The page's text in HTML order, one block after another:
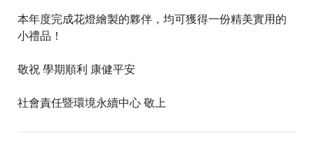
本年度完成花燈繪製的夥伴，均可獲得一份精美實用的
小禮品！
敬祝 學期順利 康健平安
社會責任暨環境永續中心 敬上